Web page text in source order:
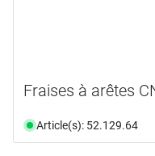
Fraises à arêtes
Article(s): 52.129.64